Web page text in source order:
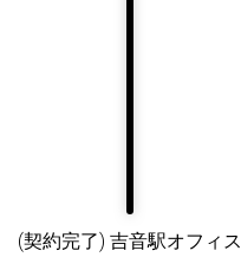
(契約完了) 吉音駅オフィス